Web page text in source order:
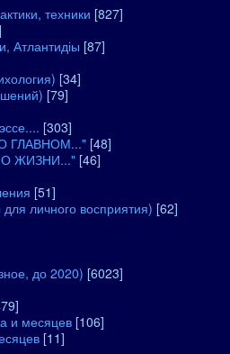
техники [827]
Атлантидіы [87]
[34]
[79]
[303]
ГЛАВНОМ..." [48]
О ЖИЗНИ..." [46]
[51]
личного восприятия) [62]
до 2020) [6023]
и месяцев [106]
[11]